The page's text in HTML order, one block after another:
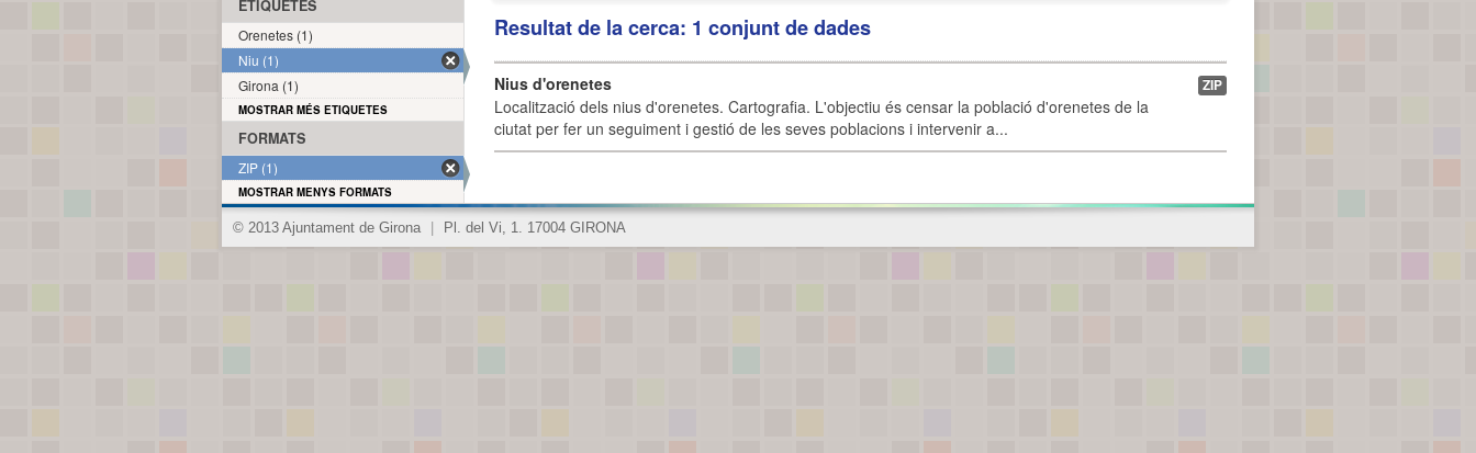
Resultat de la cerca: 1 conjunt de dades
Nius d'orenetes
Localització dels nius d'orenetes. Cartografia. L'objectiu és censar la població d'orenetes de la
ciutat per fer un seguiment i gestió de les seves poblacions i intervenir a...
ZIP
ETIQUETES
Orenetes (1)
Niu (1)
Girona (1)
MOSTRAR MÉS ETIQUETES
FORMATS
ZIP (1)
MOSTRAR MENYS FORMATS
© 2013 Ajuntament de Girona Pl. del Vi, 1. 17004 GIRONA